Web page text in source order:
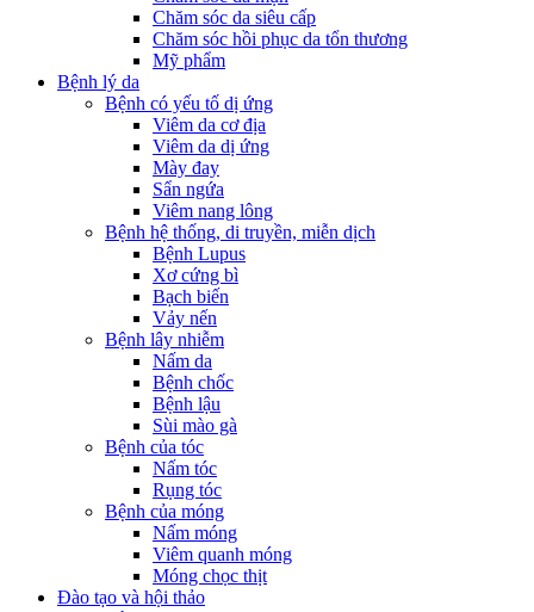
Chăm sóc da siêu cấp
Chăm sóc hồi phục da tổn thương
Mỹ phẩm
Bệnh lý da
Bệnh có yếu tố dị ứng
Viêm da cơ địa
Viêm da dị ứng
Mày đay
Sẩn ngứa
Viêm nang lông
Bệnh hệ thống, di truyền, miễn dịch
Bệnh Lupus
Xơ cứng bì
Bạch biến
Vảy nến
Bệnh lây nhiễm
Nấm da
Bệnh chốc
Bệnh lậu
Sùi mào gà
Bệnh của tóc
Nấm tóc
Rụng tóc
Bệnh của móng
Nấm móng
Viêm quanh móng
Móng chọc thịt
Đào tạo và hội thảo